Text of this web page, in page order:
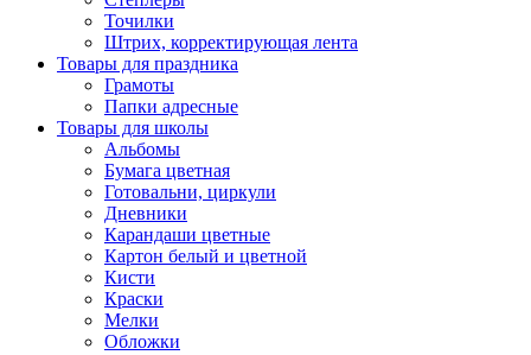
Точилки
Штрих, корректирующая лента
Товары для праздника
Грамоты
Папки адресные
Товары для школы
Альбомы
Бумага цветная
Готовальни, циркули
Дневники
Карандаши цветные
Картон белый и цветной
Кисти
Краски
Мелки
Обложки